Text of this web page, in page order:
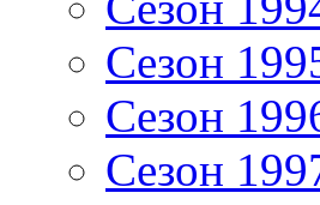
Сезон
Сезон
Сезон